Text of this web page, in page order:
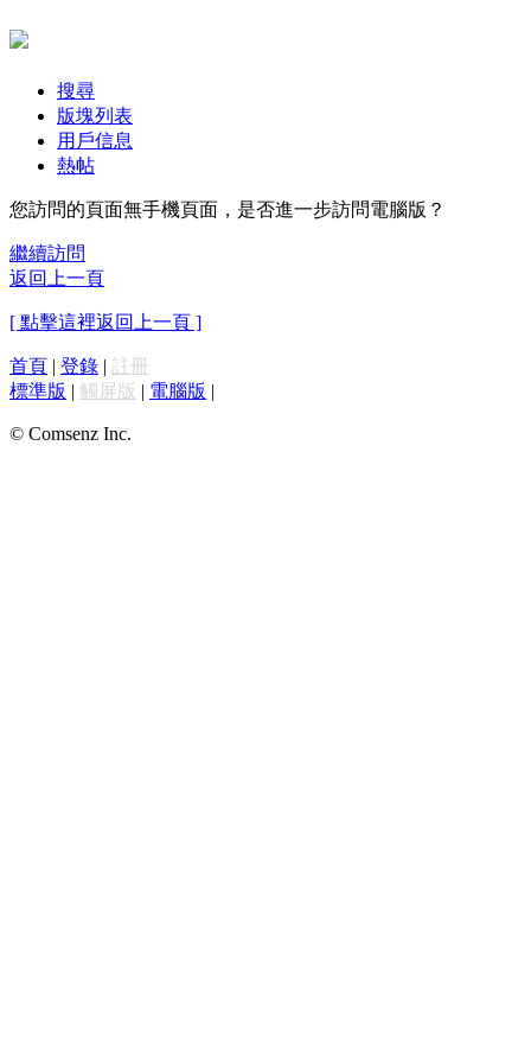
搜尋
版塊列表
用戶信息
熱帖
您訪問的頁面無手機頁面，是否進一步訪問電腦版？
繼續訪問
返回上一頁
[ 點擊這裡返回上一頁 ]
首頁 | 登錄 | 註冊
標準版 | 觸屏版 | 電腦版 |
© Comsenz Inc.